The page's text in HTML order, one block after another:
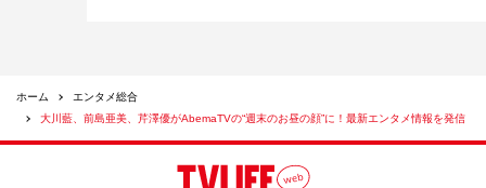
ホーム
エンタメ総合
大川藍、前島亜美、芹澤優がAbemaTVの“週末のお昼の顔”に！最新エンタメ情報を発信